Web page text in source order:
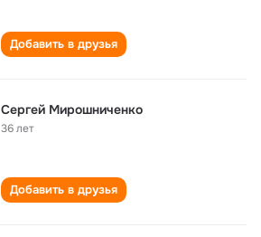
Добавить в друзья
Сергей Мирошниченко
36 лет
Добавить в друзья